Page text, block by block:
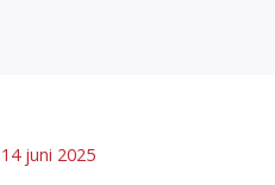
14 juni 2025